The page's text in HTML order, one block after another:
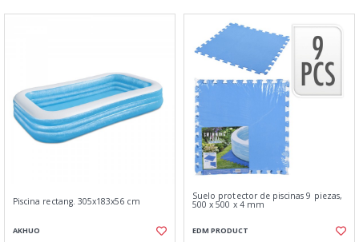
Piscina rectang. 305x183x56 cm
AKHUO
Suelo protector de piscinas 9 piezas,
500 x 500 x 4 mm
EDM PRODUCT